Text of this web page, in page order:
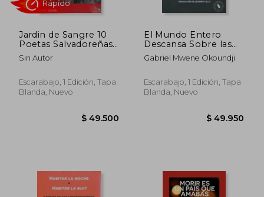
$ 46.605 $
Jardin de Sangre 10
Poetas Salvadoreñas
Contemporaneas
Sin Autor
Escarabajo, 1 Edición, Tapa
Blanda, Nuevo
El Mundo Entero
Descansa Sobre las
Rodillas de una
Hormiga
Gabriel Mwene Okoundji
Escarabajo, 1 Edición, Tapa
Blanda, Nuevo